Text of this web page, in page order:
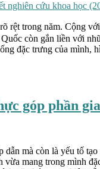
nghiên cứu khoa học
rệt trong năm. Cộng
còn gắn liền với
đặc trưng của
góp phần
mà còn là yếu tố
mang trong mình